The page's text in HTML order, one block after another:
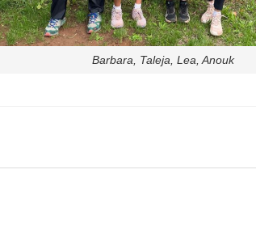
Barbara, Taleja, Lea, Anouk